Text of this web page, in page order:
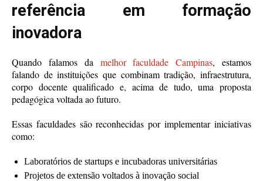
referência em formação
inovadora
Quando falamos da melhor faculdade Campinas, estamos
falando de instituições que combinam tradição, infraestrutura,
corpo docente qualificado e, acima de tudo, uma proposta
pedagógica voltada ao futuro.
Essas faculdades são reconhecidas por implementar iniciativas
como:
Laboratórios de startups e incubadoras universitárias
Projetos de extensão voltados à inovação social